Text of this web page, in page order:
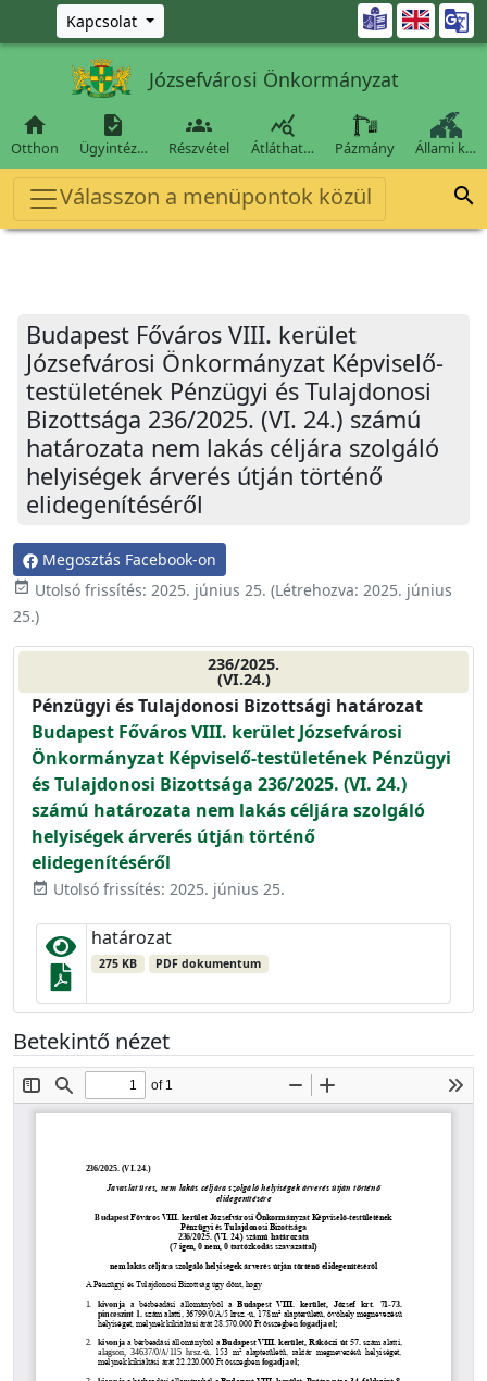
Ugrás a fő tartalomra
Kapcsolat 
Józsefvárosi Önkormányzat

Otthon

Ügyintéz…

Részvétel

Átláthat… Pázmány Állami k…
Válasszon a menüpontok közül 
Budapest Főváros VIII. kerület
Józsefvárosi Önkormányzat Képviselő-
testületének Pénzügyi és Tulajdonosi
Bizottsága 236/2025. (VI. 24.) számú
határozata nem lakás céljára szolgáló
helyiségek árverés útján történő
elidegenítéséről
Megosztás Facebook-on
event_available Utolsó frissítés: 2025. június 25. (Létrehozva: 2025. június
25.)
236/2025.
(VI.24.)
Pénzügyi és Tulajdonosi Bizottsági határozat
Budapest Főváros VIII. kerület Józsefvárosi
Önkormányzat Képviselő-testületének Pénzügyi
és Tulajdonosi Bizottsága 236/2025. (VI. 24.)
számú határozata nem lakás céljára szolgáló
helyiségek árverés útján történő
elidegenítéséről
event_available Utolsó frissítés: 2025. június 25.
határozat
275 KB PDF dokumentum
Betekintő nézet